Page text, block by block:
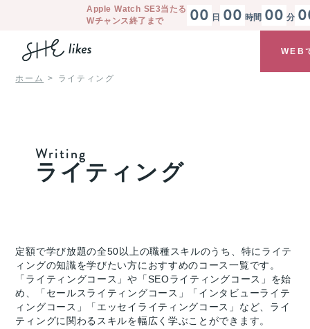
Apple Watch SE3当たる
Wチャンス終了まで
00 日 00 時間 00 分
WEB
ホーム ライティング
Writing
ライティング
定額で学び放題の全50以上の職種スキルのうち、特にライテ
ィングの知識を学びたい方におすすめのコース一覧です。
「ライティングコース」や「SEOライティングコース」を始
め、「セールスライティングコース」「インタビューライテ
ィングコース」「エッセイライティングコース」など、ライ
ティングに関わるスキルを幅広く学ぶことができます。